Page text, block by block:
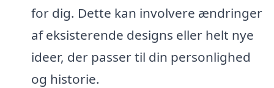
for dig. Dette kan involvere ændringer
af eksisterende designs eller helt nye
ideer, der passer til din personlighed
og historie.